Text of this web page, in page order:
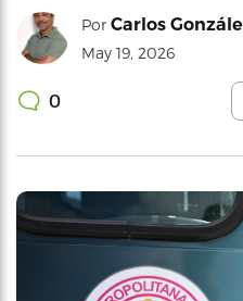
Por Carlos
May 19, 2026
0